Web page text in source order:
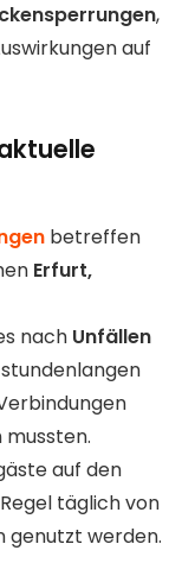
,
auf
betreffen
Erfurt,
nach Unfällen
stundenlangen
auf den
täglich von
genutzt werden.